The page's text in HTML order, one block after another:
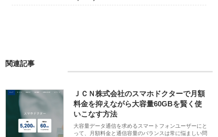
関連記事
ＪＣＮ株式会社のスマホドクターで月額
料金を抑えながら大容量60GBを賢く使
いこなす方法
大容量データ通信を求めるスマートフォンユーザーにと
って、月額料金と通信容量のバランスは常に悩ましい問